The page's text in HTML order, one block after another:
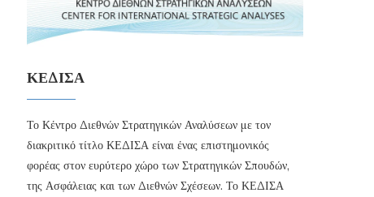
ΚΕΔΙΣΑ
Το Κέντρο Διεθνών Στρατηγικών Αναλύσεων με τον
διακριτικό τίτλο ΚΕΔΙΣΑ είναι ένας επιστημονικός
φορέας στον ευρύτερο χώρο των Στρατηγικών Σπουδών,
της Ασφάλειας και των Διεθνών Σχέσεων. Το ΚΕΔΙΣΑ